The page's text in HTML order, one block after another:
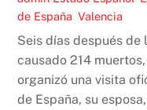
de España ,Valencia
Seis días después de
causado 214
organizó una visita
de España, su